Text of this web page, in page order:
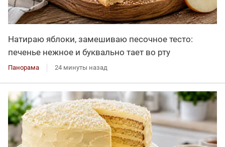
Натираю яблоки, замешиваю песочное тесто:
печенье нежное и буквально тает во рту
Панорама 24 минуты назад